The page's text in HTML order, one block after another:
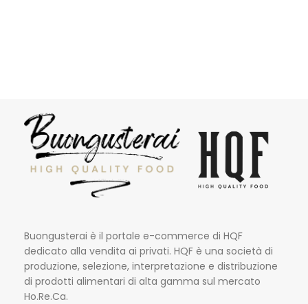
Buongusterai è il portale e-commerce di HQF
dedicato alla vendita ai privati. HQF è una società di
produzione, selezione, interpretazione e distribuzione
di prodotti alimentari di alta gamma sul mercato
Ho.Re.Ca.